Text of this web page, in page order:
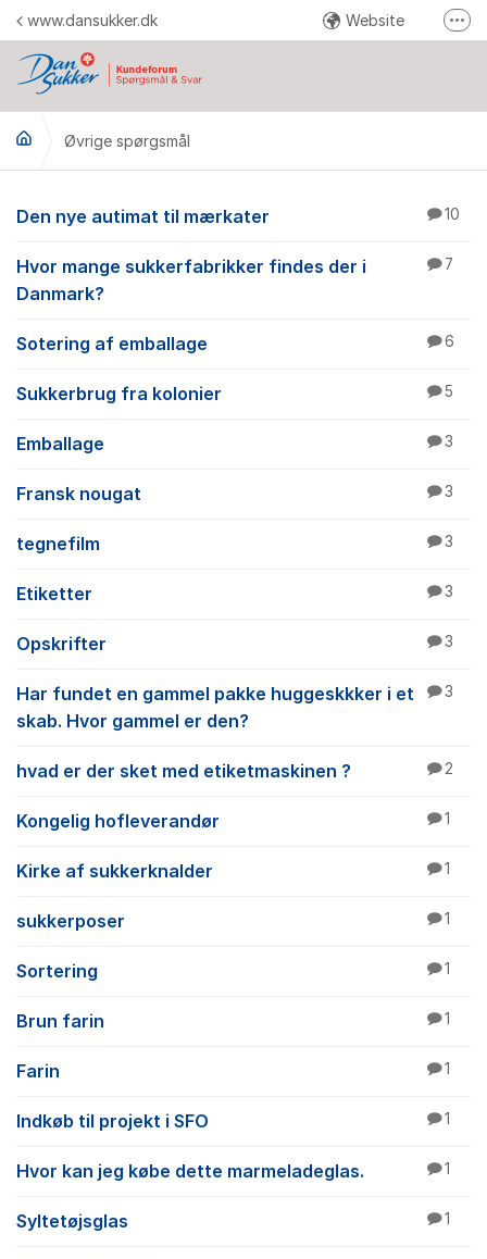
Gå til indhold
www.dansukker.dk Website
Send en reklamation
Øvrige spørgsmål
Øvrige spørgsmål
Den nye autimat til mærkater 10
Hvor mange sukkerfabrikker findes der i
Danmark?
7
Sotering af emballage 6
Sukkerbrug fra kolonier 5
Emballage 3
Fransk nougat 3
tegnefilm 3
Etiketter 3
Opskrifter 3
Har fundet en gammel pakke huggeskkker i et
skab. Hvor gammel er den?
3
hvad er der sket med etiketmaskinen ? 2
Kongelig hofleverandør 1
Kirke af sukkerknalder 1
sukkerposer 1
Sortering 1
Brun farin 1
Farin 1
Indkøb til projekt i SFO 1
Hvor kan jeg købe dette marmeladeglas. 1
Syltetøjsglas 1